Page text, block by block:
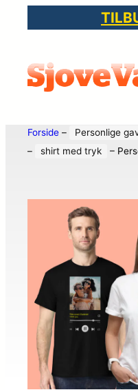
Forside – Personlige
–
shirt med tryk –